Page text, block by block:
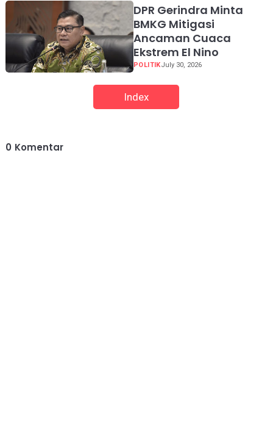
DPR Gerindra Minta
BMKG Mitigasi
Ancaman Cuaca
Ekstrem El Nino
POLITIKJuly 30, 2026
Index
0 Komentar